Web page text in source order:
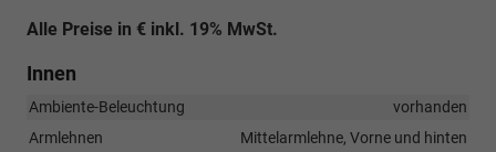
Alle Preise in € inkl. 19% MwSt.
Innen
Ambiente-Beleuchtung
vorhanden
Armlehnen
Mittelarmlehne, Vorne und hinten